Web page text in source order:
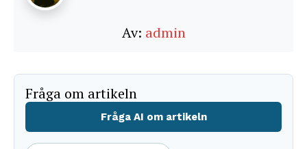
Av: admin
Fråga om artikeln
Fråga AI om artikeln